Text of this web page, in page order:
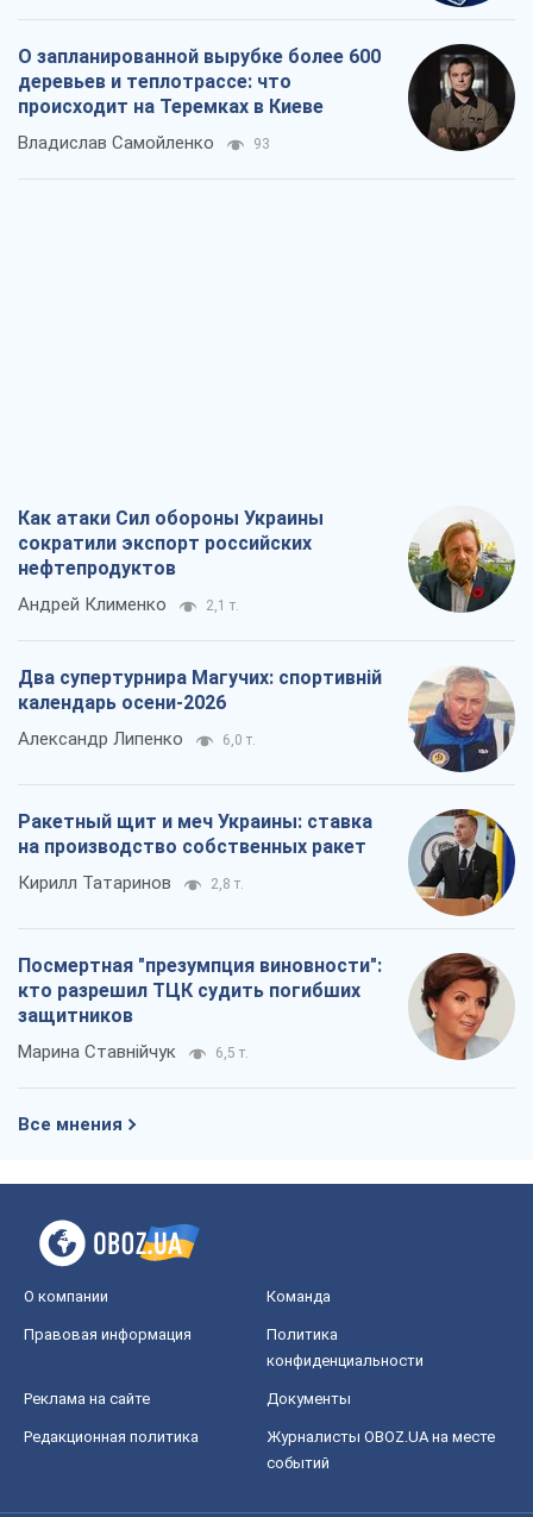
О запланированной вырубке более 600
деревьев и теплотрассе: что
происходит на Теремках в Киеве
Владислав Самойленко 93
Как атаки Сил обороны Украины
сократили экспорт российских
нефтепродуктов
Андрей Клименко 2,1 т.
Два супертурнира Магучих: спортивній
календарь осени-2026
Александр Липенко 6,0 т.
Ракетный щит и меч Украины: ставка
на производство собственных ракет
Кирилл Татаринов 2,8 т.
Посмертная "презумпция виновности":
кто разрешил ТЦК судить погибших
защитников
Марина Ставнійчук 6,5 т.
Все мнения
О компании Команда
Правовая информация
Политика
конфиденциальности
Реклама на сайте Документы
Редакционная политика
Журналисты OBOZ.UA на месте
событий